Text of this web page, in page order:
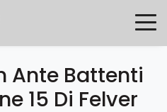
Ante Battenti
15 Di Felver